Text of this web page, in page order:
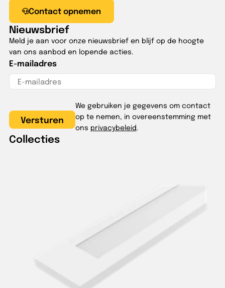
Contact opnemen
Nieuwsbrief
Meld je aan voor onze nieuwsbrief en blijf op de hoogte
van ons aanbod en lopende acties.
E-mailadres
We gebruiken je gegevens om contact
op te nemen, in overeenstemming met
ons privacybeleid.
Collecties